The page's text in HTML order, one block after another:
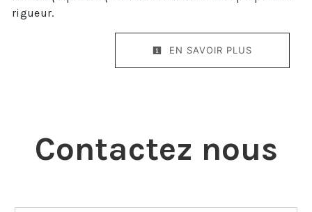
rigueur.
EN SAVOIR PLUS
Contactez nous